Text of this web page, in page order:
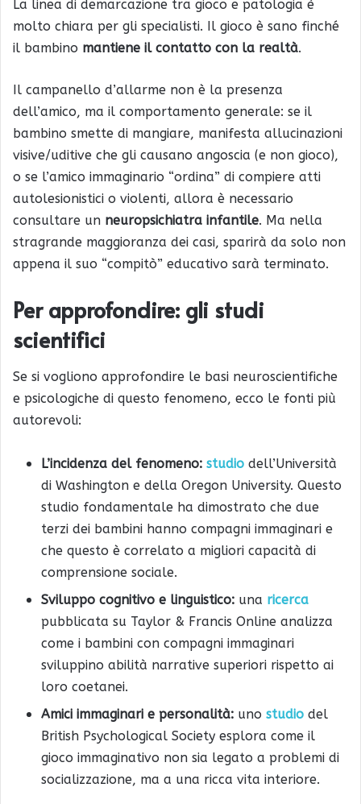
La linea di demarcazione tra gioco e patologia è
molto chiara per gli specialisti. Il gioco è sano finché
il bambino mantiene il contatto con la realtà.
Il campanello d’allarme non è la presenza
dell’amico, ma il comportamento generale: se il
bambino smette di mangiare, manifesta allucinazioni
visive/uditive che gli causano angoscia (e non gioco),
o se l’amico immaginario “ordina” di compiere atti
autolesionistici o violenti, allora è necessario
consultare un neuropsichiatra infantile. Ma nella
stragrande maggioranza dei casi, sparirà da solo non
appena il suo “compitò” educativo sarà terminato.
Per approfondire: gli studi
scientifici
Se si vogliono approfondire le basi neuroscientifiche
e psicologiche di questo fenomeno, ecco le fonti più
autorevoli:
L’incidenza del fenomeno: studio dell’Università
di Washington e della Oregon University. Questo
studio fondamentale ha dimostrato che due
terzi dei bambini hanno compagni immaginari e
che questo è correlato a migliori capacità di
comprensione sociale.
Sviluppo cognitivo e linguistico: una ricerca
pubblicata su Taylor & Francis Online analizza
come i bambini con compagni immaginari
sviluppino abilità narrative superiori rispetto ai
loro coetanei.
Amici immaginari e personalità: uno studio del
British Psychological Society esplora come il
gioco immaginativo non sia legato a problemi di
socializzazione, ma a una ricca vita interiore.